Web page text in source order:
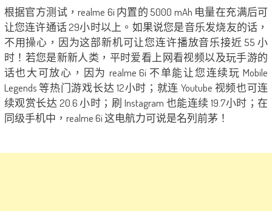
根据官方测试，realme 6i 内置的 5000 mAh 电量在充满后可
让您连许通话 29小时以上。如果说您是音乐发烧友的话，
不用操心，因为这部新机可让您连许播放音乐接近 55 小
时！若您是新新人类，平时爱看上网看视频以及玩手游的
话也大可放心，因为 realme 6i 不单能让您连续玩 Mobile
Legends 等热门游戏长达 12小时；就连 Youtube 视频也可连
续观赏长达 20.6 小时；刷 Instagram 也能连续 19.7小时；在
同级手机中，realme 6i 这电航力可说是名列前茅！